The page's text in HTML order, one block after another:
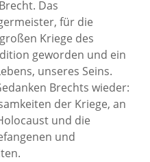
Das
für die
Kriege des
geworden und ein
unseres Seins.
Brechts wieder:
der Kriege, an
und die
und